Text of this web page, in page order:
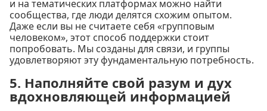
и на тематических платформах можно найти
сообщества, где люди делятся схожим опытом.
Даже если вы не считаете себя «групповым
человеком», этот способ поддержки стоит
попробовать. Мы созданы для связи, и группы
удовлетворяют эту фундаментальную потребность.
5. Наполняйте свой разум и дух
вдохновляющей информацией